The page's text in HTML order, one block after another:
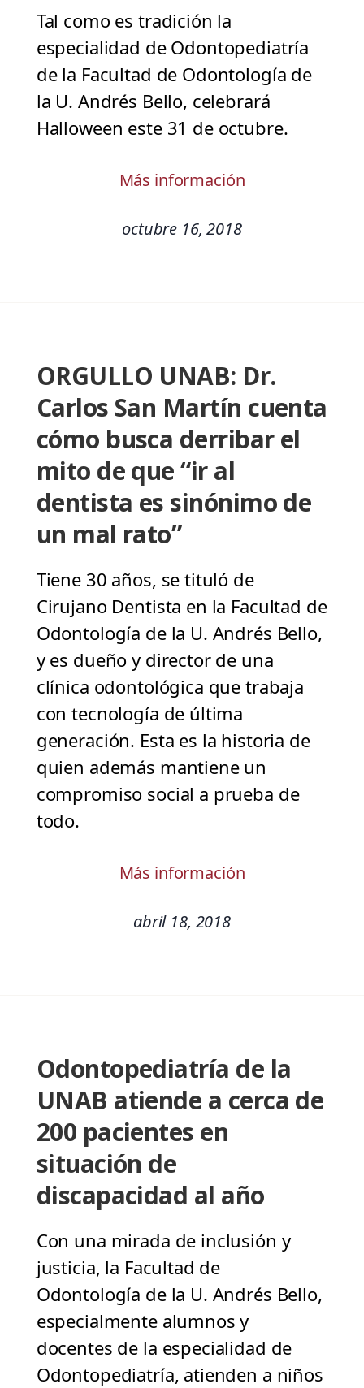
Tal como es tradición la
especialidad de Odontopediatría
de la Facultad de Odontología de
la U. Andrés Bello, celebrará
Halloween este 31 de octubre.
Más información
octubre 16, 2018
ORGULLO UNAB: Dr.
Carlos San Martín cuenta
cómo busca derribar el
mito de que “ir al
dentista es sinónimo de
un mal rato”
Tiene 30 años, se tituló de
Cirujano Dentista en la Facultad de
Odontología de la U. Andrés Bello,
y es dueño y director de una
clínica odontológica que trabaja
con tecnología de última
generación. Esta es la historia de
quien además mantiene un
compromiso social a prueba de
todo.
Más información
abril 18, 2018
Odontopediatría de la
UNAB atiende a cerca de
200 pacientes en
situación de
discapacidad al año
Con una mirada de inclusión y
justicia, la Facultad de
Odontología de la U. Andrés Bello,
especialmente alumnos y
docentes de la especialidad de
Odontopediatría, atienden a niños